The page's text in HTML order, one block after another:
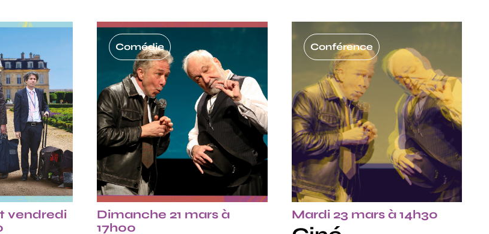
vendredi
Comédie
Dimanche 21 mars à
17h00
Conférence
Mardi 23 mars à 14h30